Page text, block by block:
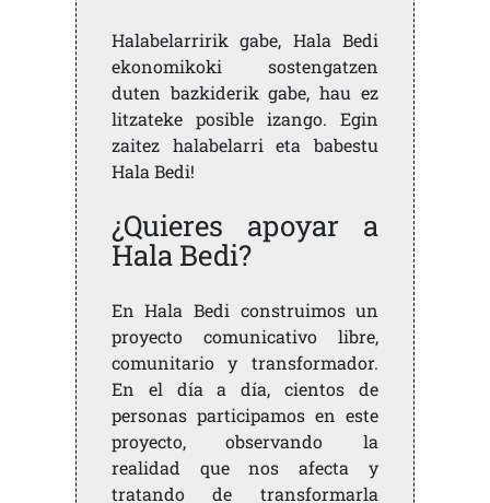
Halabelarririk gabe, Hala Bedi
ekonomikoki sostengatzen
duten bazkiderik gabe, hau ez
litzateke posible izango. Egin
zaitez halabelarri eta babestu
Hala Bedi!
¿Quieres apoyar a
Hala Bedi?
En Hala Bedi construimos un
proyecto comunicativo libre,
comunitario y transformador.
En el día a día, cientos de
personas participamos en este
proyecto, observando la
realidad que nos afecta y
tratando de transformarla